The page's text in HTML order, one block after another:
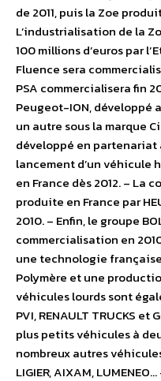
de 2011, puis la Zoe
L’industrialisation de la
100 millions d’euros par
Fluence sera
PSA commercialisera fin
Peugeot-ION, développé
un autre sous la marque
développé en
lancement d’un véhicule
en France dès 2012. – La
produite en France par
2010. – Enfin, le groupe
commercialisation en
une technologie
Polymère et une
véhicules lourds sont
PVI, RENAULT TRUCKS
plus petits véhicules à
nombreux autres
LIGIER, AIXAM,